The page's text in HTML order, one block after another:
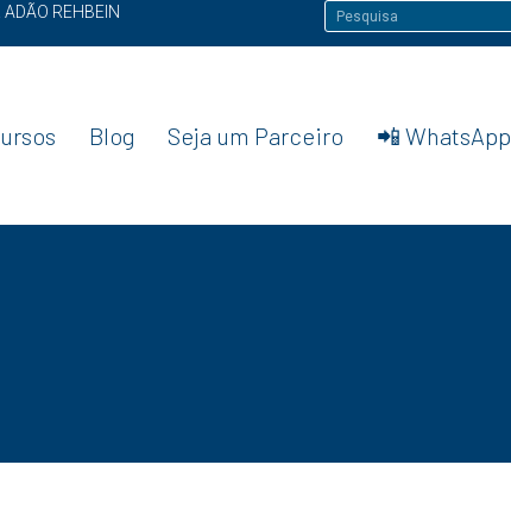
REHBEIN
Blog Seja um Parceiro 📲 WhatsApp